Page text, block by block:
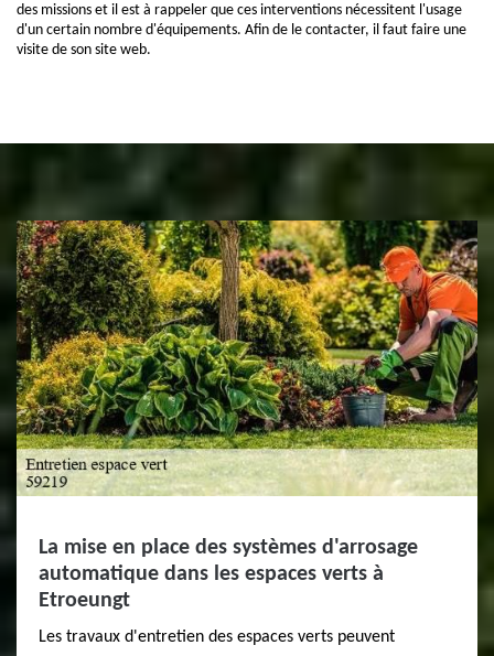
des missions et il est à rappeler que ces interventions nécessitent l'usage
d'un certain nombre d'équipements. Afin de le contacter, il faut faire une
visite de son site web.
La mise en place des systèmes d'arrosage
automatique dans les espaces verts à
Etroeungt
Les travaux d'entretien des espaces verts peuvent